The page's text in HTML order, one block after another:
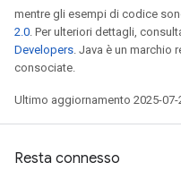
mentre gli esempi di codice
2.0. Per ulteriori dettagli,
Developers. Java è un marchio
consociate.
Ultimo aggiornamento 2025-07-
Resta connesso